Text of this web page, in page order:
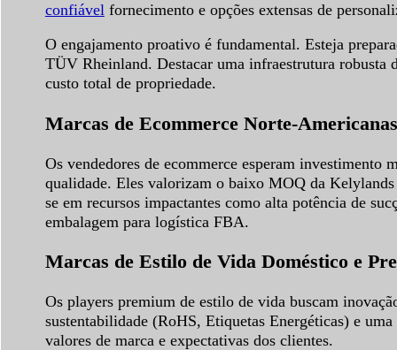
confiável fornecimento e opções extensas de
O engajamento proativo é fundamental. Esteja
TÜV Rheinland. Destacar uma infraestrutura robusta
custo total de propriedade.
Marcas de Ecommerce Norte-Americanas
Os vendedores de ecommerce esperam
qualidade. Eles valorizam o baixo MOQ da
se em recursos impactantes como alta potência de
embalagem para logística FBA.
Marcas de Estilo de Vida Doméstico e
Os players premium de estilo de vida buscam
sustentabilidade (RoHS, Etiquetas Energéticas) e
valores de marca e expectativas dos clientes.